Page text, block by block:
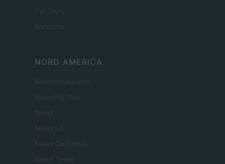
Pet Story
Encocina
NORD AMERICA
Womanmagazine
Investing Plus
Newz
Newz US
Newz California
Newz Texas